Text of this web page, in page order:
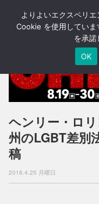
ヘンリー・ロ
州のLGBT差別
稿
2016.4.25 月曜日
よりよいエクスペリ
Cookie を使用してい
を承諾
OK